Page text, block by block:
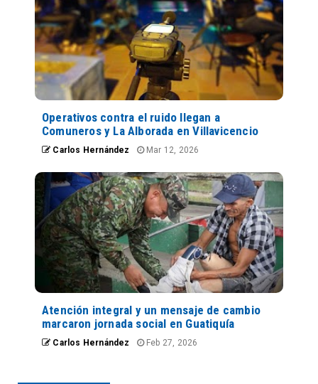
Operativos contra el ruido llegan a
Comuneros y La Alborada en Villavicencio
Carlos Hernández Mar 12, 2026
Atención integral y un mensaje de cambio
marcaron jornada social en Guatiquía
Carlos Hernández Feb 27, 2026